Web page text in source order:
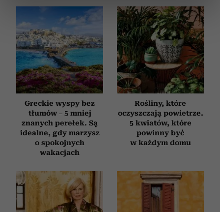
sekcji szczegółów . W Deklaracji plików cookie możesz
zmienić lub wycofać swoją zgodę w dowolnej chwili.
Wykorzystujemy pliki cookie do spersonalizowania treści
i reklam, aby oferować funkcje społecznościowe i
analizować ruch w naszej witrynie. Informacje o tym, jak
korzystasz z naszej witryny, udostępniamy partnerom
Partnerzy mogą połączyć te informacje z innymi danymi
otrzymanymi od Ciebie lub uzyskanymi podczas
korzystania z ich usług.
Greckie wyspy bez
tłumów – 5 mniej
znanych perełek. Są
idealne, gdy marzysz
o spokojnych
wakacjach
Rośliny, które
oczyszczają powietrze.
5 kwiatów, które
powinny być
w każdym domu